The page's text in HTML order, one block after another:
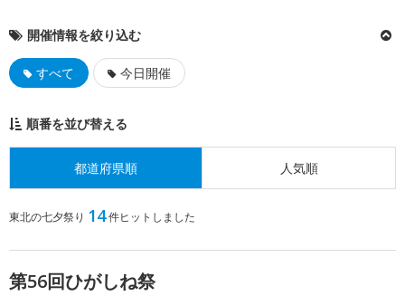
開催情報を絞り込む
すべて 今日開催
順番を並び替える
都道府県順 人気順
東北の七夕祭り 14件ヒットしました
第56回ひがしね祭